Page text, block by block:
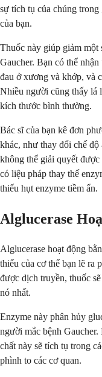
sự tích tụ của chúng
của bạn.
Thuốc này giúp giảm một
Gaucher. Bạn có thể
đau ở xương và khớp, và
Nhiều người cũng thấy lá
kích thước bình thường.
Bác sĩ của bạn kê đơn
khác, như thay đổi chế
không thể giải quyết được
có liệu pháp thay thế
thiếu hụt enzyme tiềm ẩn.
Alglucerase
Alglucerase hoạt động
thiếu của cơ thể bạn lẽ ra
được dịch truyền, thuốc
nó nhất.
Enzyme này phân hủy
người mắc bệnh
chất này sẽ tích tụ trong
phình to các cơ quan.